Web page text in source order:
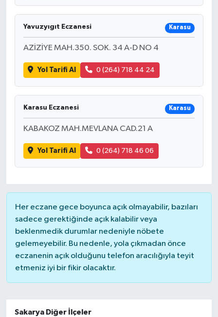
Yavuzyıgıt Eczanesi Karasu
AZİZİYE MAH.350. SOK. 34 A-D NO 4
Yol Tarifi Al 0 (264) 718 44 24
Karasu Eczanesi Karasu
KABAKOZ MAH.MEVLANA CAD.21 A
Yol Tarifi Al 0 (264) 718 46 06
Her eczane gece boyunca açık olmayabilir, bazıları
sadece gerektiğinde açık kalabilir veya
beklenmedik durumlar nedeniyle nöbete
gelemeyebilir. Bu nedenle, yola çıkmadan önce
eczanenin açık olduğunu telefon aracılığıyla teyit
etmeniz iyi bir fikir olacaktır.
Sakarya Diğer İlçeler